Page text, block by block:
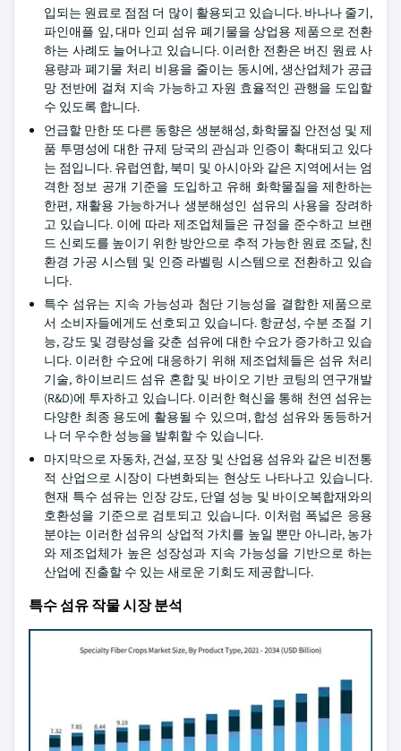
입되는 원료로 점점 더 많이 활용되고 있습니다. 바나나 줄기,
파인애플 잎, 대마 인피 섬유 폐기물을 상업용 제품으로 전환
하는 사례도 늘어나고 있습니다. 이러한 전환은 버진 원료 사
용량과 폐기물 처리 비용을 줄이는 동시에, 생산업체가 공급
망 전반에 걸쳐 지속 가능하고 자원 효율적인 관행을 도입할
수 있도록 합니다.
언급할 만한 또 다른 동향은 생분해성, 화학물질 안전성 및 제
품 투명성에 대한 규제 당국의 관심과 인증이 확대되고 있다
는 점입니다. 유럽연합, 북미 및 아시아와 같은 지역에서는 엄
격한 정보 공개 기준을 도입하고 유해 화학물질을 제한하는
한편, 재활용 가능하거나 생분해성인 섬유의 사용을 장려하
고 있습니다. 이에 따라 제조업체들은 규정을 준수하고 브랜
드 신뢰도를 높이기 위한 방안으로 추적 가능한 원료 조달, 친
환경 가공 시스템 및 인증 라벨링 시스템으로 전환하고 있습
니다.
특수 섬유는 지속 가능성과 첨단 기능성을 결합한 제품으로
서 소비자들에게도 선호되고 있습니다. 항균성, 수분 조절 기
능, 강도 및 경량성을 갖춘 섬유에 대한 수요가 증가하고 있습
니다. 이러한 수요에 대응하기 위해 제조업체들은 섬유 처리
기술, 하이브리드 섬유 혼합 및 바이오 기반 코팅의 연구개발
(R&D)에 투자하고 있습니다. 이러한 혁신을 통해 천연 섬유는
다양한 최종 용도에 활용될 수 있으며, 합성 섬유와 동등하거
나 더 우수한 성능을 발휘할 수 있습니다.
마지막으로 자동차, 건설, 포장 및 산업용 섬유와 같은 비전통
적 산업으로 시장이 다변화되는 현상도 나타나고 있습니다.
현재 특수 섬유는 인장 강도, 단열 성능 및 바이오복합재와의
호환성을 기준으로 검토되고 있습니다. 이처럼 폭넓은 응용
분야는 이러한 섬유의 상업적 가치를 높일 뿐만 아니라, 농가
와 제조업체가 높은 성장성과 지속 가능성을 기반으로 하는
산업에 진출할 수 있는 새로운 기회도 제공합니다.
특수 섬유 작물 시장 분석